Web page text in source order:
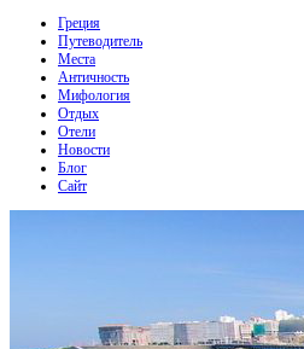
Греция
Путеводитель
Места
Античность
Мифология
Отдых
Отели
Новости
Блог
Сайт